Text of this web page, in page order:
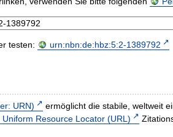
testen: urn:nbn:de:hbz:5:2-1389792
URN)
ermöglicht die stabile, weltweit
Uniform Resource Locator (URL)